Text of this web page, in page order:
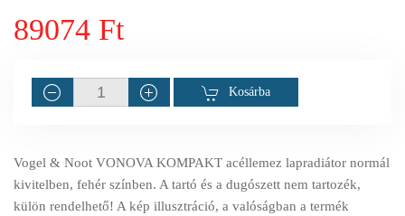
89074 Ft
Kosárba
Vogel & Noot VONOVA KOMPAKT acéllemez lapradiátor normál
kivitelben, fehér színben. A tartó és a dugószett nem tartozék,
külön rendelhető! A kép illusztráció, a valóságban a termék